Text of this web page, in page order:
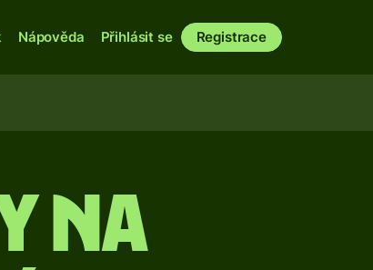
Nápověda Přihlásit se Registrace
na